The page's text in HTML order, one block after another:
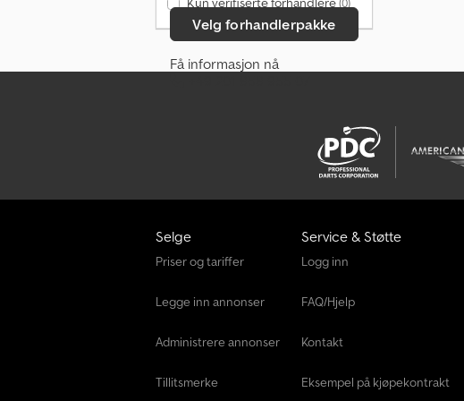
Velg forhandlerpakke
Få informasjon nå
Selge
Priser og tariffer
Legge inn annonser
Administrere annonser
Tillitsmerke
Service & Støtte
Logg inn
FAQ/Hjelp
Kontakt
Eksempel på kjøpekontrakt